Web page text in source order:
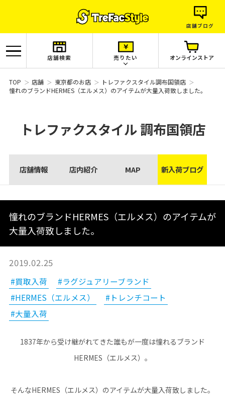
店舗ブログ
店舗検索 売りたい オンラインストア
TOP 店舗 東京都のお店
トレファクスタイル調布国領店
憧れのブランドHERMES（エルメス）のアイテムが大量入荷致しました。
トレファクスタイル調布国領店
店舗情報 店内紹介 MAP 新入荷ブログ
憧れのブランドHERMES（エルメス）のアイテムが
大量入荷致しました。
2019.02.25
#買取入荷
#ラグジュアリーブランド
#HERMES（エルメス）
#トレンチコート
#大量入荷
1837年から受け継がれてきた誰もが一度は憧れるブランド
HERMES（エルメス）。
そんなHERMES（エルメス）のアイテムが大量入荷致しました。